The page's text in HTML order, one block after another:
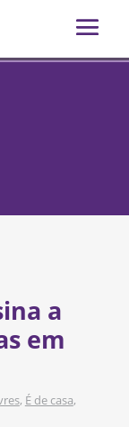
a
em
, É de casa,